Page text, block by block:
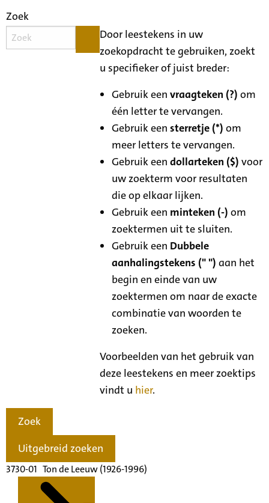
Zoek
Door leestekens in uw
zoekopdracht te gebruiken, zoekt
u specifieker of juist breder:
Gebruik eenvraagteken (?) om
één letter te vervangen.
Gebruik eensterretje (*) om
meer letters te vervangen.
Gebruik eendollarteken ($) voor
uw zoekterm voor resultaten
die op elkaar lijken.
Gebruik een minteken (-) om
zoektermen uit te sluiten.
Gebruik een Dubbele
aanhalingstekens (" ") aan het
begin en einde van uw
zoektermen om naar de exacte
combinatie van woorden te
zoeken.
Voorbeelden van het gebruik van
deze leestekens en meer zoektips
vindt u hier.
Zoek
Uitgebreid zoeken
3730-01 Ton de Leeuw (1926-1996)